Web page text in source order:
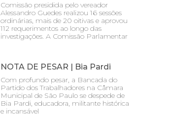
Comissão presidida pelo vereador
Alessandro Guedes realizou 16 sessões
ordinárias, mais de 20 oitivas e aprovou
112 requerimentos ao longo das
investigações. A Comissão Parlamentar
NOTA DE PESAR | Bia Pardi
Com profundo pesar, a Bancada do
Partido dos Trabalhadores na Câmara
Municipal de São Paulo se despede de
Bia Pardi, educadora, militante histórica
e incansável